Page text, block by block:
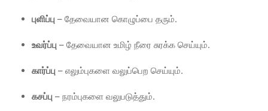
புளிப்பு – தேவையான கொழுப்பை தரும்.
உவர்ப்பு – தேவையான உமிழ் நீரை சுரக்க செய்யும்.
கார்ப்பு – எலும்புகளை வலுப்பெற செய்யும்.
கசப்பு – நரம்புகளை வலுபடுத்தும்.